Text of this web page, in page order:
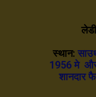
स्थान:
1956 मे और
शानदार